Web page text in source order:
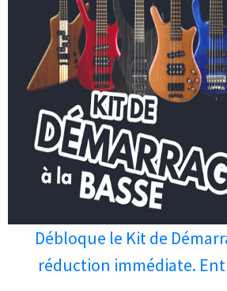
Débloque le Kit de
réduction immédiate.